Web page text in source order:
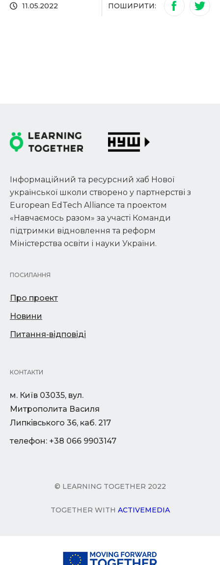
11.05.2022 ПОШИРИТИ:
Інформаційний та ресурсний хаб Нової
української школи створено у партнерстві з
European EdTech Alliance та проектом
«Навчаємось разом» за участі Команди
підтримки відновлення та реформ
Міністерства освіти і науки України.
ПОСИЛАННЯ
Про проект
Новини
Питання-відповіді
КОНТАКТИ
м. Київ 03035, вул.
Митрополита Василя
Липківського 36, каб. 217
телефон: +38 066 9903147
© LEARNING TOGETHER 2022
TOGETHER WITH ACTIVEMEDIA